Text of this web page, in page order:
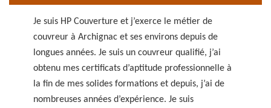
Je suis HP Couverture et j’exerce le métier de
couvreur à Archignac et ses environs depuis de
longues années. Je suis un couvreur qualifié, j’ai
obtenu mes certificats d’aptitude professionnelle à
la fin de mes solides formations et depuis, j’ai de
nombreuses années d’expérience. Je suis